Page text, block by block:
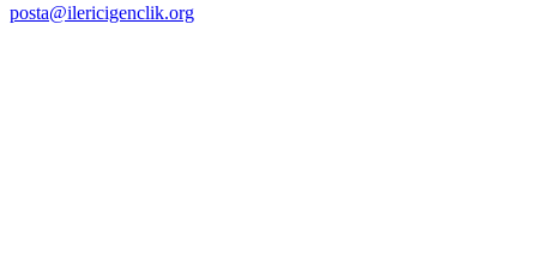
posta@ilericigenclik.org